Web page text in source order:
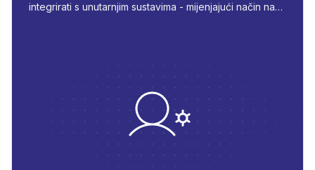
integrirati s unutarnjim sustavima - mijenjajući način na